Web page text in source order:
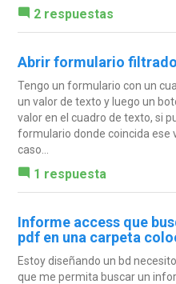
2 respuestas
Abrir formulario
Tengo un formulario con un
un valor de texto y luego un
valor en el cuadro de texto, si
formulario donde coincida ese
caso...
1 respuesta
Informe access que
pdf en una carpeta
Estoy diseñando un bd
que me permita buscar un